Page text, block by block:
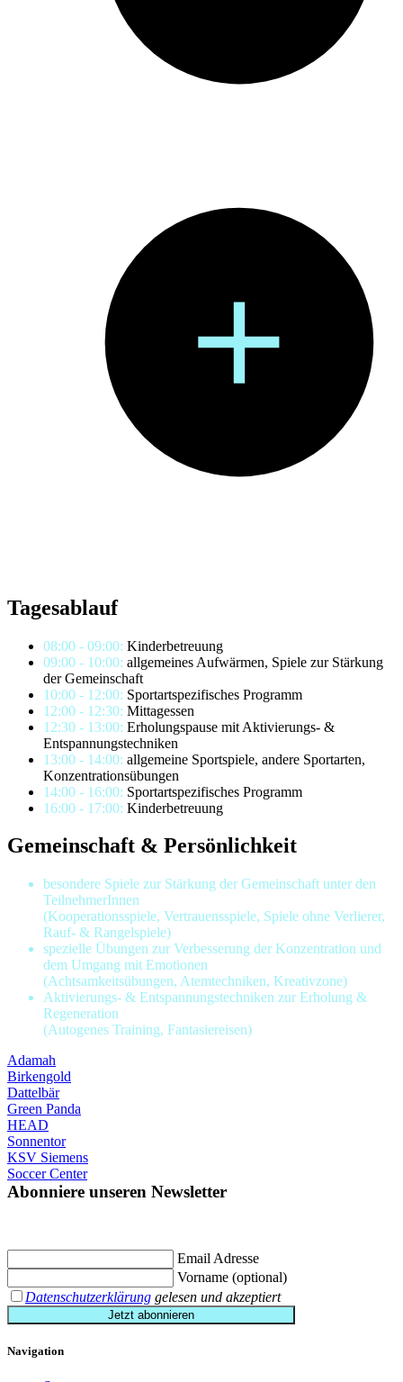
Tagesablauf
08:00 - 09:00: Kinderbetreuung
09:00 - 10:00: allgemeines Aufwärmen, Spiele zur Stärkung
der Gemeinschaft
10:00 - 12:00: Sportartspezifisches Programm
12:00 - 12:30: Mittagessen
12:30 - 13:00: Erholungspause mit Aktivierungs- &
Entspannungstechniken
13:00 - 14:00: allgemeine Sportspiele, andere Sportarten,
Konzentrationsübungen
14:00 - 16:00: Sportartspezifisches Programm
16:00 - 17:00: Kinderbetreuung
Gemeinschaft & Persönlichkeit
besondere Spiele zur Stärkung der Gemeinschaft unter den
TeilnehmerInnen
(Kooperationsspiele, Vertrauensspiele, Spiele ohne Verlierer,
Rauf- & Rangelspiele)
spezielle Übungen zur Verbesserung der Konzentration und
dem Umgang mit Emotionen
(Achtsamkeitsübungen, Atemtechniken, Kreativzone)
Aktivierungs- & Entspannungstechniken zur Erholung &
Regeneration
(Autogenes Training, Fantasiereisen)
Adamah
Birkengold
Dattelbär
Green Panda
HEAD
Sonnentor
KSV Siemens
Soccer Center
Abonniere unseren Newsletter
Email Adresse
Vorname (optional)
Datenschutzerklärung gelesen und akzeptiert
Jetzt abonnieren
Navigation